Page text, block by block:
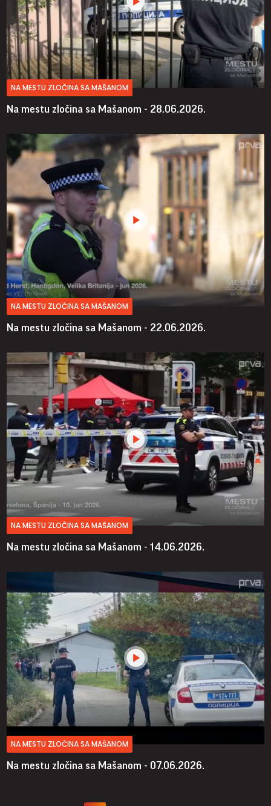
NA MESTU ZLOČINA SA MAŠANOM
Na mestu zločina sa Mašanom - 28.06.2026.
NA MESTU ZLOČINA SA MAŠANOM
Na mestu zločina sa Mašanom - 22.06.2026.
NA MESTU ZLOČINA SA MAŠANOM
Na mestu zločina sa Mašanom - 14.06.2026.
NA MESTU ZLOČINA SA MAŠANOM
Na mestu zločina sa Mašanom - 07.06.2026.